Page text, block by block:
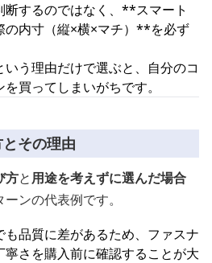
するのではなく、**スマート
の内寸（縦×横×マチ）**を必ず
いう理由だけで選ぶと、自分のコ
買ってしまいがちです。
その理由
方と用途を考えずに選んだ場合
ンの代表例です。
も品質に差があるため、ファスナ
さを購入前に確認することが大